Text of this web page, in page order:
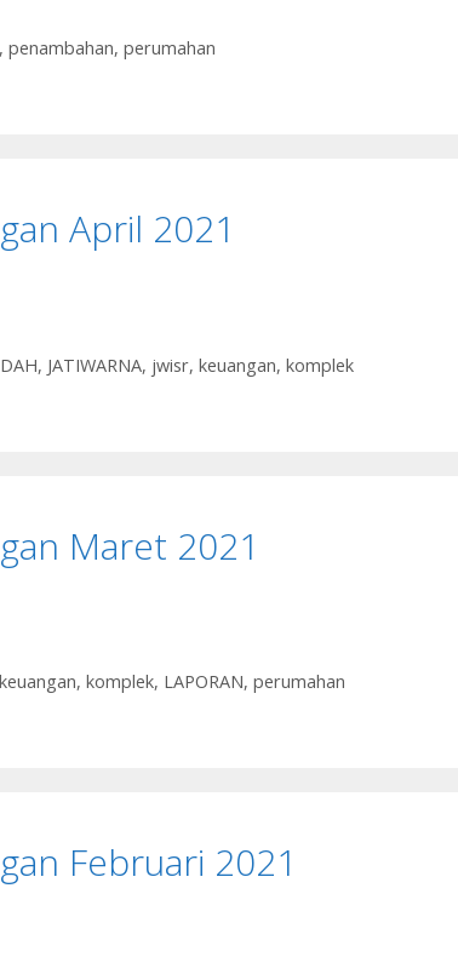
penambahan, perumahan
April 2021
, JATIWARNA, jwisr, keuangan, komplek
Maret 2021
keuangan, komplek, LAPORAN, perumahan
Februari 2021